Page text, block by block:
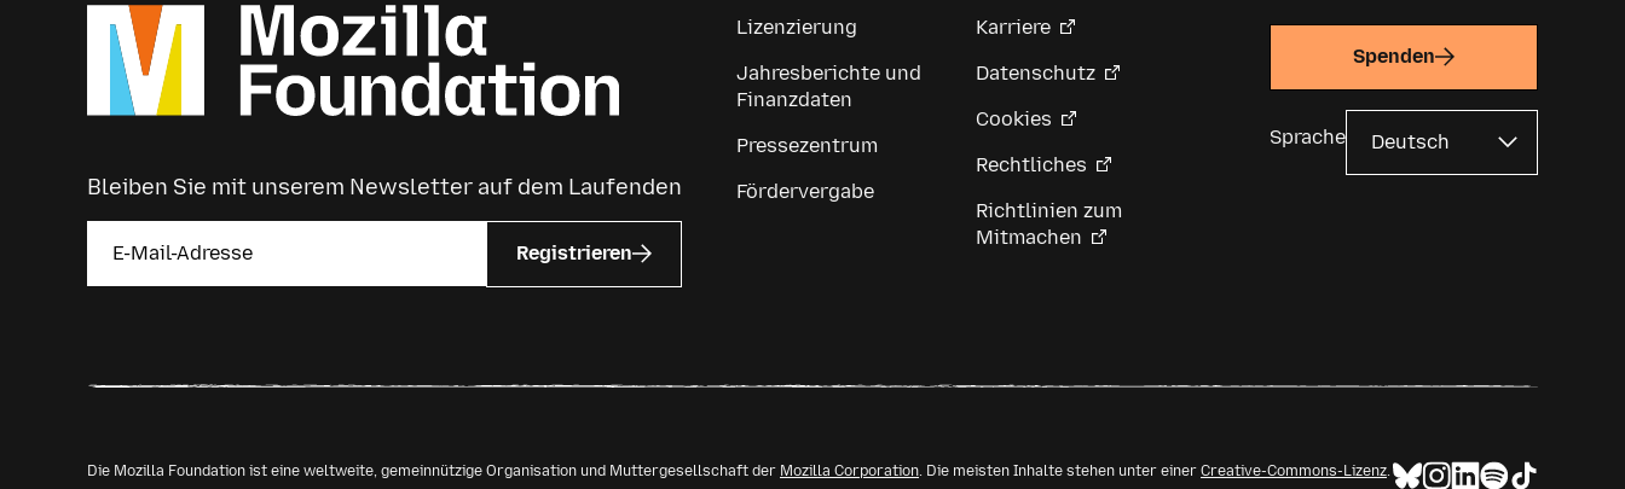
Bleiben Sie mit unserem Newsletter auf dem Laufenden
Registrieren
Lizenzierung
Jahresberichte und
Finanzdaten
Pressezentrum
Fördervergabe
Karriere
Datenschutz
Cookies
Rechtliches
Richtlinien zum
Mitmachen
Spenden
Sprache
Die Mozilla Foundation ist eine weltweite, gemeinnützige Organisation und Muttergesellschaft der Mozilla Corporation . Die meisten Inhalte stehen unter einer Creative-Commons-Lizenz